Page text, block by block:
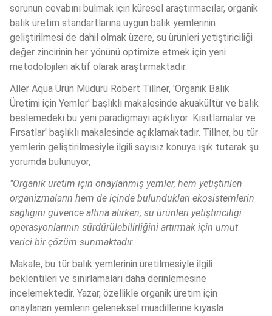
sorunun cevabını bulmak için küresel araştırmacılar, organik
balık üretim standartlarına uygun balık yemlerinin
geliştirilmesi de dahil olmak üzere, su ürünleri yetiştiriciliği
değer zincirinin her yönünü optimize etmek için yeni
metodolojileri aktif olarak araştırmaktadır.
Aller Aqua Ürün Müdürü Robert Tillner, 'Organik Balık
Üretimi için Yemler' başlıklı makalesinde akuakültür ve balık
beslemedeki bu yeni paradigmayı açıklıyor: Kısıtlamalar ve
Fırsatlar' başlıklı makalesinde açıklamaktadır. Tillner, bu tür
yemlerin geliştirilmesiyle ilgili sayısız konuya ışık tutarak şu
yorumda bulunuyor,
"Organik üretim için onaylanmış yemler, hem yetiştirilen
organizmaların hem de içinde bulundukları ekosistemlerin
sağlığını güvence altına alırken, su ürünleri yetiştiriciliği
operasyonlarının sürdürülebilirliğini artırmak için umut
verici bir çözüm sunmaktadır.
Makale, bu tür balık yemlerinin üretilmesiyle ilgili
beklentileri ve sınırlamaları daha derinlemesine
incelemektedir. Yazar, özellikle organik üretim için
onaylanan yemlerin geleneksel muadillerine kıyasla